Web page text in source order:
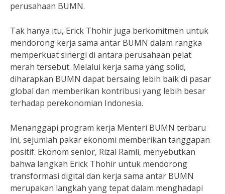
perusahaan BUMN.
Tak hanya itu, Erick Thohir juga berkomitmen untuk
mendorong kerja sama antar BUMN dalam rangka
memperkuat sinergi di antara perusahaan pelat
merah tersebut. Melalui kerja sama yang solid,
diharapkan BUMN dapat bersaing lebih baik di pasar
global dan memberikan kontribusi yang lebih besar
terhadap perekonomian Indonesia.
Menanggapi program kerja Menteri BUMN terbaru
ini, sejumlah pakar ekonomi memberikan tanggapan
positif. Ekonom senior, Rizal Ramli, menyebutkan
bahwa langkah Erick Thohir untuk mendorong
transformasi digital dan kerja sama antar BUMN
merupakan langkah yang tepat dalam menghadapi